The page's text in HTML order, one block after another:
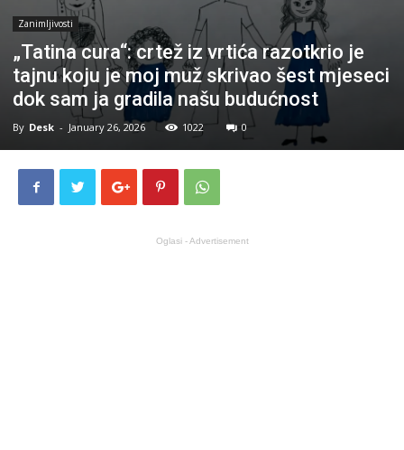
Zanimljivosti
„Tatina cura“: crtež iz vrtića razotkrio je
tajnu koju je moj muž skrivao šest mjeseci
dok sam ja gradila našu budućnost
By Desk - January 26, 2026 1022 0
Oglasi - Advertisement